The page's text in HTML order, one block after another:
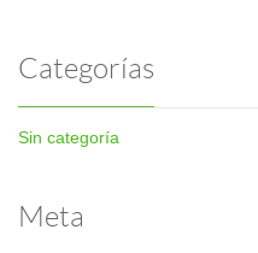
Categorías
Sin categoría
Meta